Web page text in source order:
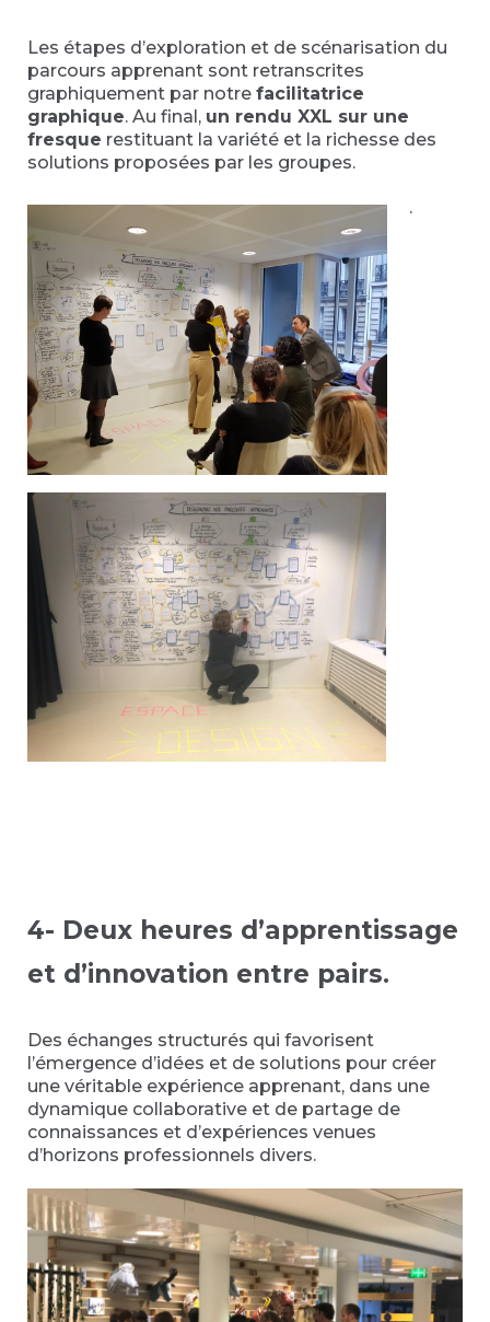
Les étapes d’exploration et de scénarisation du
parcours apprenant sont retranscrites
graphiquement par notre facilitatrice
graphique. Au final, un rendu XXL sur une
fresque restituant la variété et la richesse des
solutions proposées par les groupes.
.
4- Deux heures d’apprentissage
et d’innovation entre pairs.
Des échanges structurés qui favorisent
l’émergence d’idées et de solutions pour créer
une véritable expérience apprenant, dans une
dynamique collaborative et de partage de
connaissances et d’expériences venues
d’horizons professionnels divers.